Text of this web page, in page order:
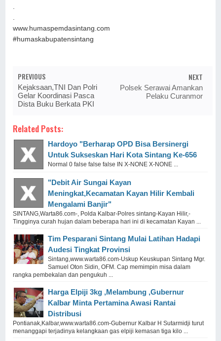
www.humaspemdasintang.com
#humaskabupatensintang
PREVIOUS
Kejaksaan,TNI Dan Polri
Gelar Koordinasi Pasca
Dista Buku Berkata PKI
NEXT
Polsek Serawai Amankan
Pelaku Curanmor
Related Posts:
Hardoyo "Berharap OPD Bisa Bersinergi
Untuk Sukseskan Hari Kota Sintang Ke-656
Normal 0 false false false IN X-NONE X-NONE ...
"Debit Air Sungai Kayan
Meningkat,Kecamatan Kayan Hilir Kembali
Mengalami Banjir"
SINTANG,Warta86.com-, Polda Kalbar-Polres sintang-Kayan Hilir,-
Tingginya curah hujan dalam beberapa hari ini di kecamatan Kayan ...
Tim Pesparani Sintang Mulai Latihan Hadapi
Audesi Tingkat Provinsi
Sintang,www.warta86.com-Uskup Keuskupan Sintang Mgr.
Samuel Oton Sidin, OFM. Cap memimpin misa dalam
rangka pembekalan dan pengukuh ...
Harga Elpiji 3kg ,Melambung ,Gubernur
Kalbar Minta Pertamina Awasi Rantai
Distribusi
Pontianak,Kalbar,www.warta86.com-Gubernur Kalbar H Sutarmidji turut
menanggapi terjadinya kelangkaan gas elpiji kemasan tiga kilo ...